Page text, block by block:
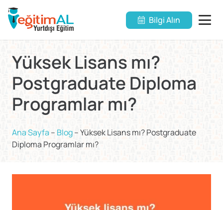
Bilgi Alın
Yüksek Lisans mı?
Postgraduate Diploma
Programlar mı?
Ana Sayfa – Blog–Yüksek Lisans mı? Postgraduate
Diploma Programlar mı?